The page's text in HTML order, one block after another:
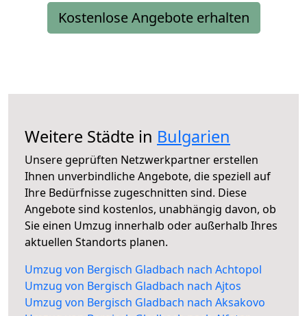
Kostenlose Angebote erhalten
Weitere Städte in Bulgarien
Unsere geprüften Netzwerkpartner erstellen
Ihnen unverbindliche Angebote, die speziell auf
Ihre Bedürfnisse zugeschnitten sind. Diese
Angebote sind kostenlos, unabhängig davon, ob
Sie einen Umzug innerhalb oder außerhalb Ihres
aktuellen Standorts planen.
Umzug von Bergisch Gladbach nach Achtopol
Umzug von Bergisch Gladbach nach Ajtos
Umzug von Bergisch Gladbach nach Aksakovo